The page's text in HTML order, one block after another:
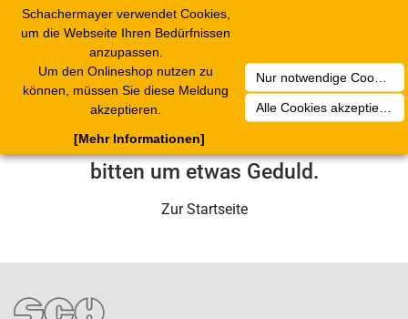
Schachermayer verwendet Cookies,
um die Webseite Ihren Bedürfnissen
anzupassen.
Um den Onlineshop nutzen zu
können, müssen Sie diese Meldung
akzeptieren.
Nur notwendige Cookies akzeptieren
Alle Cookies akzeptieren
[Mehr Informationen]
Leider ist ein technischer Fehler
aufgetreten. Unser Service-Team wird
sich in Kürze darum kümmern. Wir
bitten um etwas Geduld.
Zur Startseite